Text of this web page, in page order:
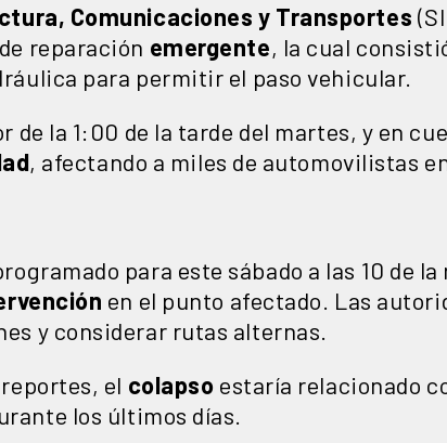
Comunicaciones y Transportes
reparación emergente, la cual
para permitir el paso vehicular.
de la 1:00 de la tarde del martes, y en
, afectando a miles de automovilistas
para este sábado a las 10 de la
en el punto afectado. Las
y considerar rutas alternas.
el colapso estaría relacionado
los últimos días.